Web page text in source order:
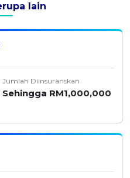
lain
Jumlah Diinsuranskan
Sehingga RM1,000,000